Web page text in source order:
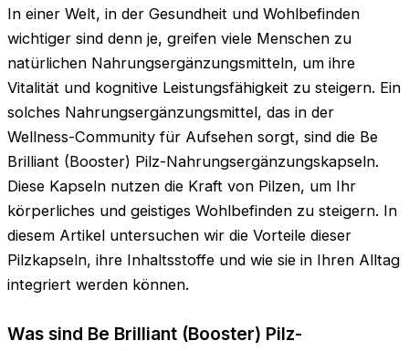
In einer Welt, in der Gesundheit und Wohlbefinden
wichtiger sind denn je, greifen viele Menschen zu
natürlichen Nahrungsergänzungsmitteln, um ihre
Vitalität und kognitive Leistungsfähigkeit zu steigern. Ein
solches Nahrungsergänzungsmittel, das in der
Wellness-Community für Aufsehen sorgt, sind die Be
Brilliant (Booster) Pilz-Nahrungsergänzungskapseln.
Diese Kapseln nutzen die Kraft von Pilzen, um Ihr
körperliches und geistiges Wohlbefinden zu steigern. In
diesem Artikel untersuchen wir die Vorteile dieser
Pilzkapseln, ihre Inhaltsstoffe und wie sie in Ihren Alltag
integriert werden können.
Was sind Be Brilliant (Booster) Pilz-